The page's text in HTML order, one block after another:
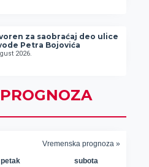
za saobraćaj deo ulice
Petra Bojovića
2026.